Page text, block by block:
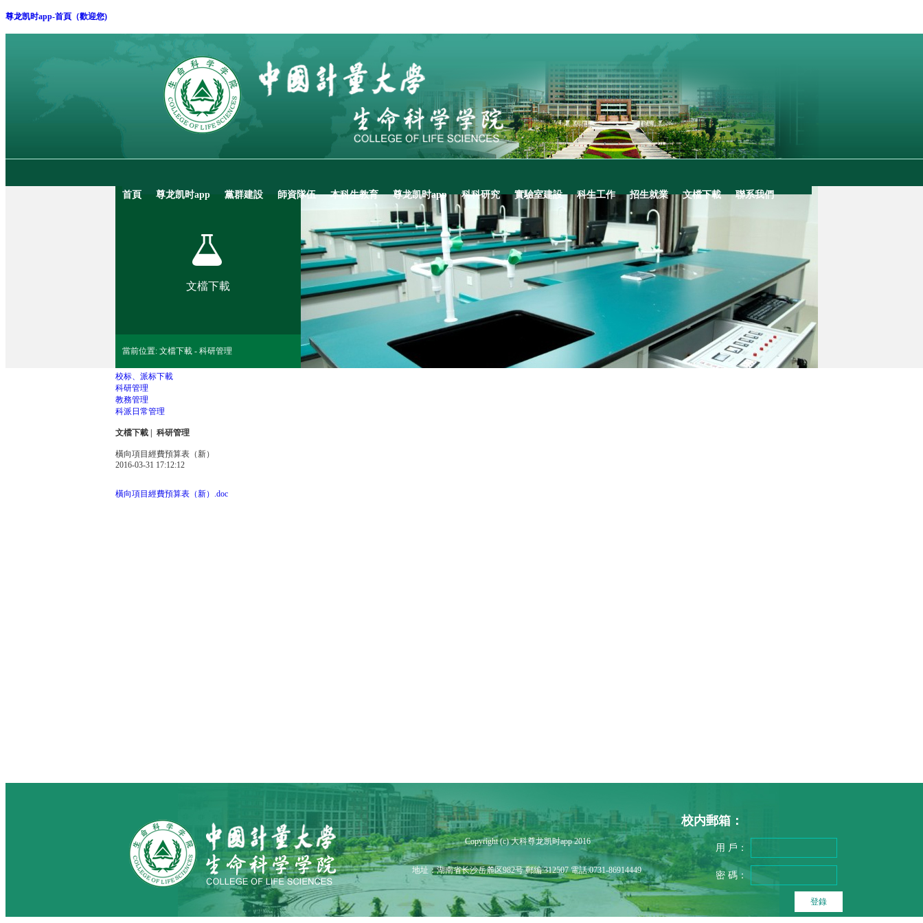
尊龙凯时app-首頁（歡迎您)
首頁 尊龙凯时app 黨群建設 師資隊伍 本科生教育 尊龙凯时app 科科研究 實驗室建設 科生工作 招生就業 文檔下載 聯系我們
文檔下載
當前位置: 文檔下載 - 科研管理
校标、派标下載
科研管理
教務管理
科派日常管理
文檔下載 | 科研管理
橫向項目經費預算表（新）
2016-03-31 17:12:12
橫向項目經費預算表（新）.doc
Copyright (c) 大科尊龙凯时app 2016
地址：湖南省长沙岳麓区982号 郵編:312507 電話:0731-86914449
校内郵箱：
用 戶：
密 碼：
登錄